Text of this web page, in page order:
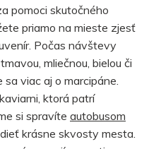
pomoci skutočného
priamo na mieste zjesť
Počas návštevy
mliečnou, bielou či
viac aj o marcipáne.
ktorá patrí
si spravíte autobusom
krásne skvosty mesta.